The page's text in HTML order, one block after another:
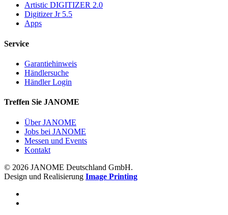
Artistic DIGITIZER 2.0
Digitizer Jr 5.5
Apps
Service
Garantiehinweis
Händlersuche
Händler Login
Treffen Sie JANOME
Über JANOME
Jobs bei JANOME
Messen und Events
Kontakt
© 2026 JANOME Deutschland GmbH.
Design und Realisierung Image Printing